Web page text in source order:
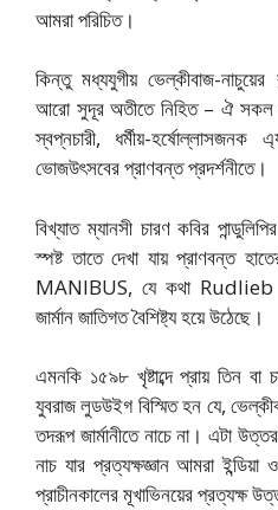
আমরা পরিচিত।
কিন্তু মধ্যযুগীয় ভেল্কীবাজ-নাচুয়ের
আরো সুদূর অতীতে নিহিত – ঐ সকল
স্বপ্নচারী, ধর্মীয়-হর্ষোল্লাসজনক
ভোজউৎসবের প্রাণবন্ত প্রদর্শনীতে।
বিখ্যাত ম্যানসী চারণ কবির
স্পষ্ট তাতে দেখা যায় প্রাণবন্ত
MANIBUS, যে কথা Rudlieb
জার্মান জাতিগত বৈশিষ্ট্য হয়ে উঠেছে।
এমনকি ১৫৯৮ খৃষ্টাব্দে প্রায় তিন
যুবরাজ লুডউইগ বিস্মিত হন যে,
তদরূপ জার্মানীতে নাচে না। এটা
নাচ যার প্রত্যক্ষজ্ঞান আমরা
প্রাচীনকালের মূখাভিনয়ের প্রত্যক্ষ